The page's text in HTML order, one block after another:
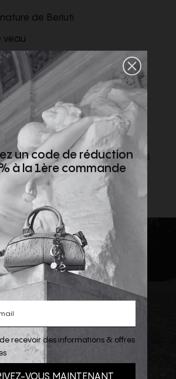
de Berluti
veau
rembourrée
de matières premières
plus de 92% des matières
par la Maison sont certifiées
parmi les plus exigeantes.
recevoir des informations & offres
un code de réduction
à la 1ère commande